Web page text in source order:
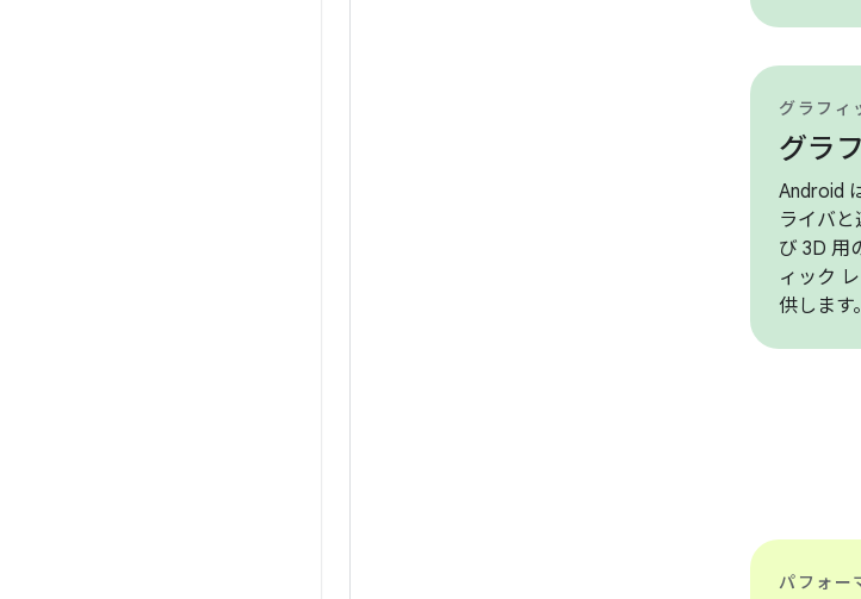
グラフィ
グラ
Android
ライバ
び 3D 用
ィック
供します。
パフォー